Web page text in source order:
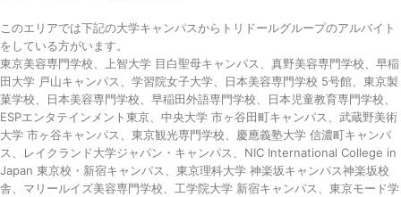
このエリアでは下記の大学キャンパスからトリドールグループのアルバイト
をしている方がいます。
東京美容専門学校、上智大学 目白聖母キャンパス、真野美容専門学校、早稲
田大学 戸山キャンパス、学習院女子大学、日本美容専門学校 5号館、東京製
菓学校、日本美容専門学校、早稲田外語専門学校、日本児童教育専門学校、
ESPエンタテインメント東京、中央大学 市ヶ谷田町キャンパス、武蔵野美術
大学 市ヶ谷キャンパス、東京観光専門学校、慶應義塾大学 信濃町キャンパ
ス、レイクランド大学ジャパン・キャンパス、NIC International College in
Japan 東京校・新宿キャンパス、東京理科大学 神楽坂キャンパス神楽坂校
舎、マリールイズ美容専門学校、工学院大学 新宿キャンパス、東京モード学